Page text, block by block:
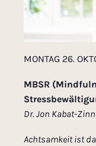
MONTAG 26.
MBSR
Dr. Jon Kabat-Zinn
Achtsamkeit ist